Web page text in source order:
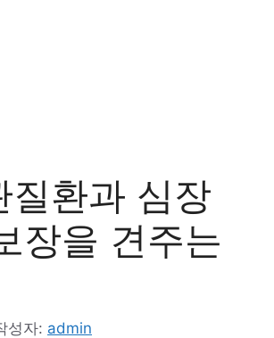
질환과 심장
장을 견주는
성자: admin